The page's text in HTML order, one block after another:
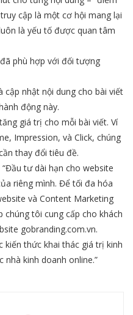
cập là một cơ hội mang lại
là yếu tố được quan tâm
phù hợp với đối tượng
cập nhật nội dung cho bài viết
động này.
giá trị cho mỗi bài viết. Ví
Impression, và Click, chúng
thay đổi tiêu đề.
tư dài hạn cho website
riêng mình. Để tối đa hóa
và Content Marketing
chúng tôi cung cấp cho khách
gobranding.com.vn.
kiến thức khai thác giá trị kinh
kinh doanh online.”